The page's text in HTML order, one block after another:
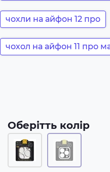
чохли на айфон 12 про
чохол на айфон 11 про
Оберітть колір